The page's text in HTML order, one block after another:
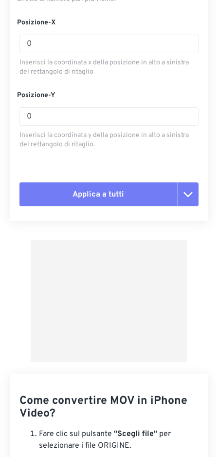
Posizione-X
Inserisci la coordinata x della posizione in alto a sinistra
del rettangolo di ritaglio
Posizione-Y
Inserisci la coordinata y della posizione in alto a sinistra
del rettangolo di ritaglio.
Applica a tutti
Come convertire MOV in iPhone
Video?
Fare clic sul pulsante "Scegli file" per
selezionare i file ORIGINE.